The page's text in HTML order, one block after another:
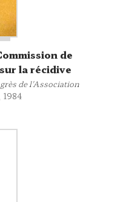
de
la récidive
de l'Association
1984